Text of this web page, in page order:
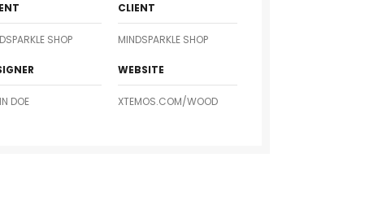
SHOP
CLIENT
MINDSPARKLE SHOP
DOE
WEBSITE
XTEMOS.COM/WOOD